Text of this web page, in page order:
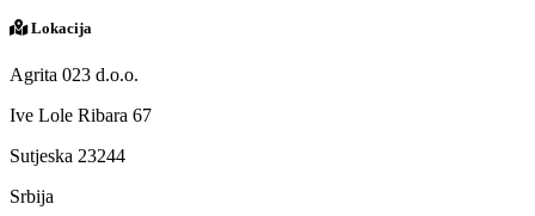
Lokacija
Agrita 023 d.o.o.
Ive Lole Ribara 67
Sutjeska 23244
Srbija